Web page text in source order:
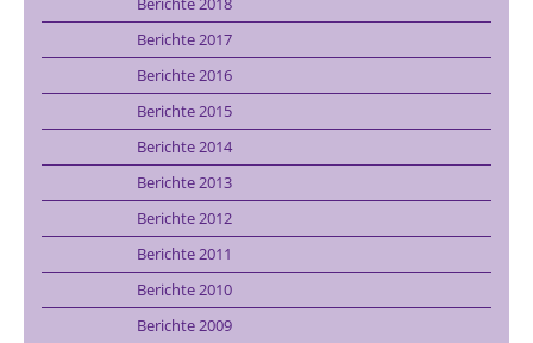
Berichte 2017
Berichte 2016
Berichte 2015
Berichte 2014
Berichte 2013
Berichte 2012
Berichte 2011
Berichte 2010
Berichte 2009